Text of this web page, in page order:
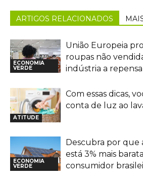
ARTIGOS RELACIONADOS
ECONOMIA
VERDE
União Europeia
roupas não
indústria a
ATITUDE
Com essas dicas,
conta de luz ao
ECONOMIA
VERDE
Descubra por que
está 3% mais
consumidor